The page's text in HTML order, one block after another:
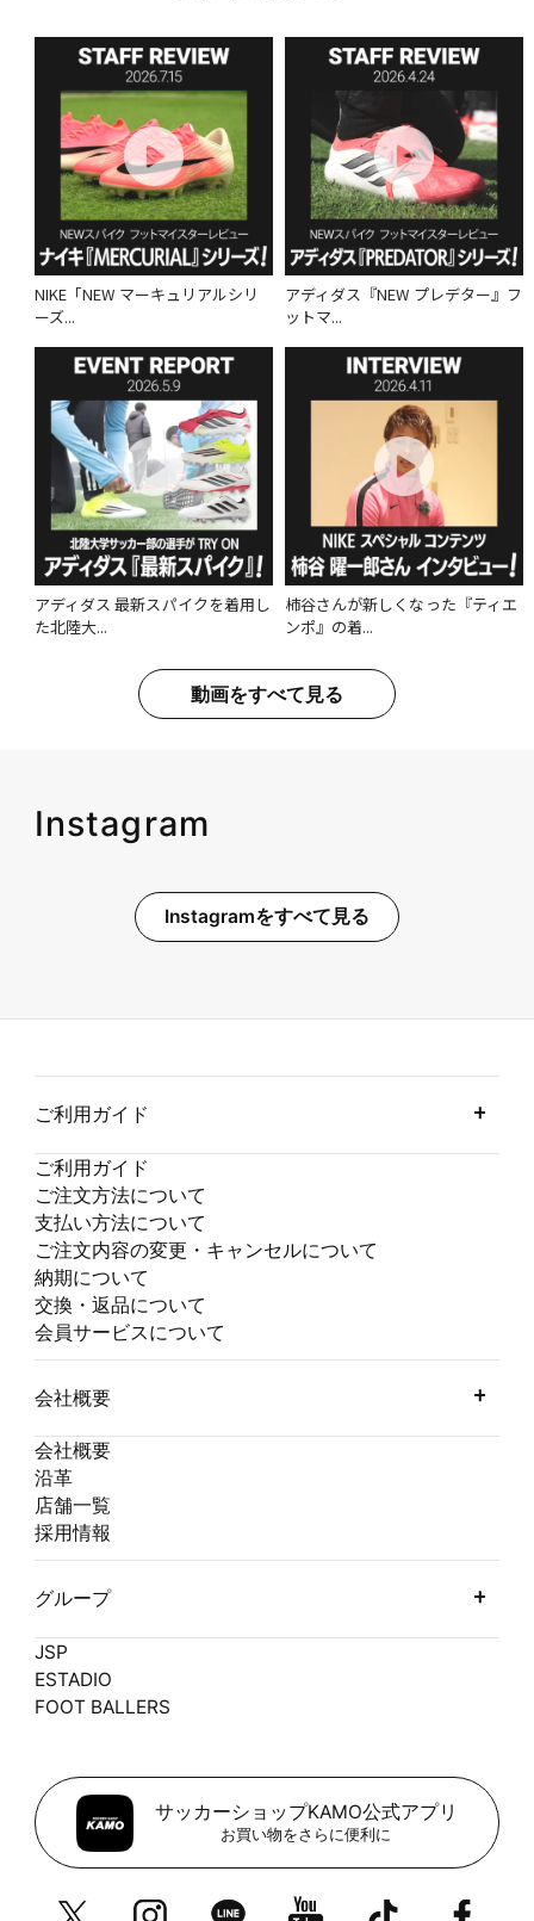
NIKE「NEW マーキュリアルシリ
ーズ...
アディダス 最新スパイクを着用し
た北陸大...
アディダス『NEW プレデター』フ
ットマ...
柿谷さんが新しくなった『ティエ
ンポ』の着...
動画をすべて見る
Instagram
Instagramをすべて見る
ご利用ガイド
ご利用ガイド
ご注文方法について
支払い方法について
ご注文内容の変更・キャンセルについて
納期について
交換・返品について
会員サービスについて
会社概要
会社概要
沿革
店舗一覧
採用情報
グループ
JSP
ESTADIO
FOOT BALLERS
サッカーショップKAMO公式アプリ
お買い物をさらに便利に